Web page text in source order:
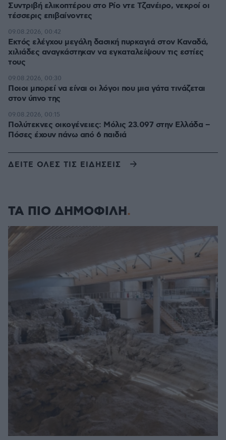
Συντριβή ελικοπτέρου στο Ρίο ντε Τζανέιρο, νεκροί οι
τέσσερις επιβαίνοντες
Εκτός ελέγχου μεγάλη δασική πυρκαγιά στον Καναδά,
χιλιάδες αναγκάστηκαν να εγκαταλείψουν τις εστίες
τους
09.08.2026, 00:42
Ποιοι μπορεί να είναι οι λόγοι που μια γάτα τινάζεται
στον ύπνο της
09.08.2026, 00:30
Πολύτεκνες οικογένειες: Μόλις 23.097 στην Ελλάδα –
Πόσες έχουν πάνω από 6 παιδιά
09.08.2026, 00:15
ΔΕΙΤΕ ΟΛΕΣ ΤΙΣ ΕΙΔΗΣΕΙΣ
ΤΑ ΠΙΟ ΔΗΜΟΦΙΛΗ